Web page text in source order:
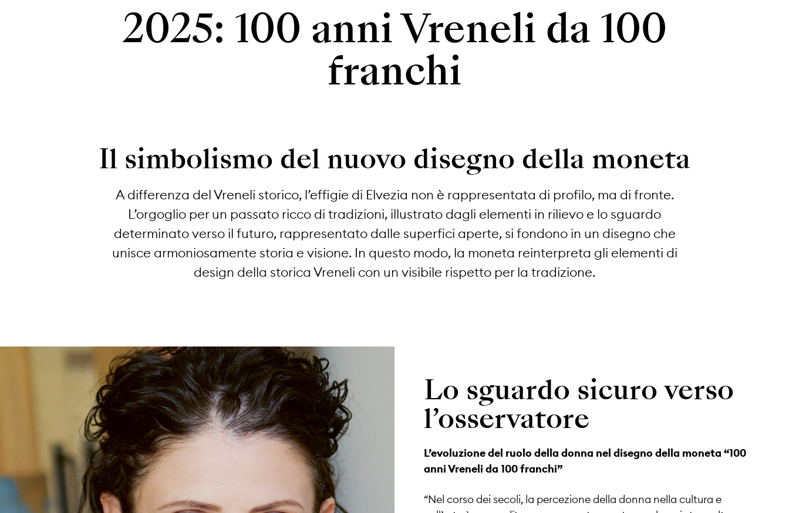
2025: 100 anni Vreneli da 100
franchi
Il simbolismo del nuovo disegno della moneta
A differenza del Vreneli storico, l’effigie di Elvezia non è rappresentata di profilo, ma di fronte.
L’orgoglio per un passato ricco di tradizioni, illustrato dagli elementi in rilievo e lo sguardo
determinato verso il futuro, rappresentato dalle superfici aperte, si fondono in un disegno che
unisce armoniosamente storia e visione. In questo modo, la moneta reinterpreta gli elementi di
design della storica Vreneli con un visibile rispetto per la tradizione.
Lo sguardo sicuro verso
l’osservatore
L’evoluzione del ruolo della donna nel disegno della moneta “100
anni Vreneli da 100 franchi”
“Nel corso dei secoli, la percezione della donna nella cultura e